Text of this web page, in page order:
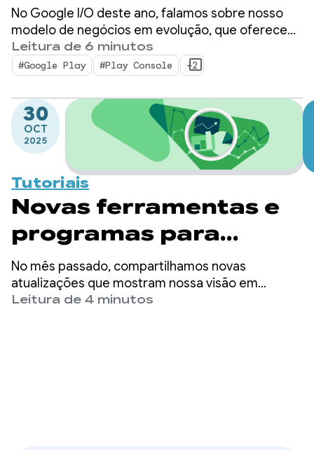
No Google I/O deste ano, falamos sobre nosso
modelo de negócios em evolução, que oferece
mais opções e novas maneiras de descobrir seus
apps e conteúdos dentro e fora da loja. Também
apresentamos ferramentas e insights avançados
que vão ajudar você a dimensionar seus negócios
com menos complexidade.
Leitura de 6 minutos
#Google Play #Play Console +2
30
OCT
2025
Tutoriais
Novas ferramentas e
programas para
acelerar seu sucesso
no Google Play
No mês passado, compartilhamos novas
atualizações que mostram nossa visão em
evolução para o Google Play: um lugar onde as
Leitura de 4 minutos